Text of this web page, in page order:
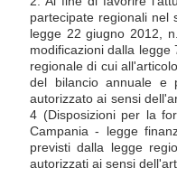
partecipate regionali nel
legge 22 giugno 2012,
modificazioni dalla
regionale di cui
del bilancio annuale e
autorizzato ai sensi
4 (Disposizioni per la
Campania - legge
previsti dalla legge
autorizzati ai sensi